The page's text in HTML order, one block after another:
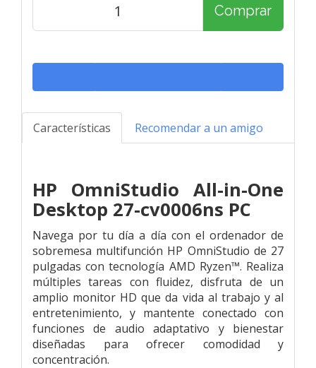
Comprar
Características Recomendar a un amigo
HP OmniStudio All-in-One
Desktop 27-cv0006ns PC
Navega por tu día a día con el ordenador de
sobremesa multifunción HP OmniStudio de 27
pulgadas con tecnología AMD Ryzen™. Realiza
múltiples tareas con fluidez, disfruta de un
amplio monitor HD que da vida al trabajo y al
entretenimiento, y mantente conectado con
funciones de audio adaptativo y bienestar
diseñadas para ofrecer comodidad y
concentración.